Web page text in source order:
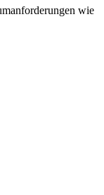
wie